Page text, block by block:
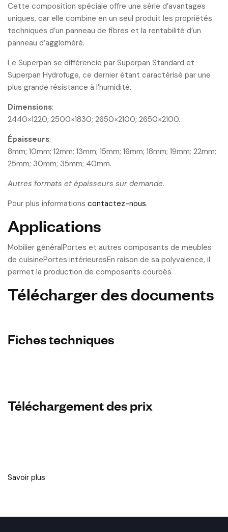
Cette composition spéciale offre une série d’avantages
uniques, car elle combine en un seul produit les propriétés
techniques d’un panneau de fibres et la rentabilité d’un
panneau d’aggloméré.
Le Superpan se différencie par Superpan Standard et
Superpan Hydrofuge, ce dernier étant caractérisé par une
plus grande résistance à l’humidité.
Dimensions:
2440×1220; 2500×1830; 2650×2100; 2650×2100.
Épaisseurs:
8mm; 10mm; 12mm; 13mm; 15mm; 16mm; 18mm; 19mm; 22mm;
25mm; 30mm; 35mm; 40mm.
Autres formats et épaisseurs sur demande.
Pour plus informations contactez-nous.
Applications
Mobilier généralPortes et autres composants de meubles
de cuisinePortes intérieuresEn raison de sa polyvalence, il
permet la production de composants courbés
Télécharger des documents
Fiches techniques
Téléchargement des prix
Savoir plus